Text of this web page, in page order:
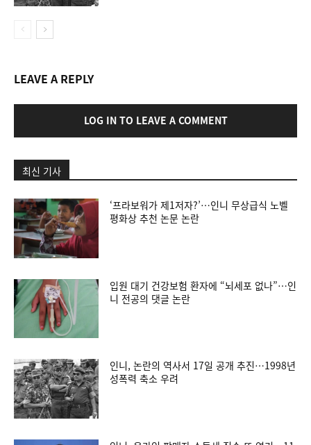
LEAVE A REPLY
LOG IN TO LEAVE A COMMENT
최신 기사
‘프라보워가 제1저자?’…인니 무상급식 노벨
평화상 추천 논문 논란
입원 대기 건강보험 환자에 “뇌세포 없나”…인
니 전공의 댓글 논란
인니, 논란의 역사서 17일 공개 추진…1998년
성폭력 축소 우려